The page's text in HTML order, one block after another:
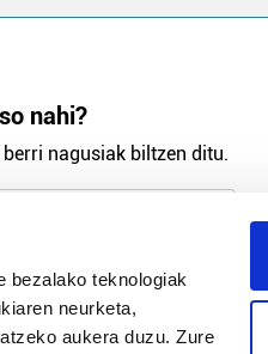
bezalako teknologiak
neurketa,
aukera duzu. Zure
nahi?
nagusiak biltzen ditu.
Harpidetu